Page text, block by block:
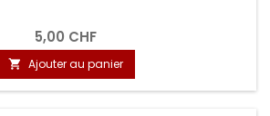
5,00 CHF
 Ajouter au panier